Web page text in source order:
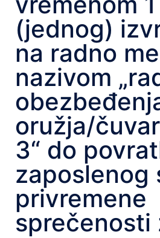
(jednog)
na radno
nazivom
oružja/
3“ do
zaposlenog
privremene
sprečenosti